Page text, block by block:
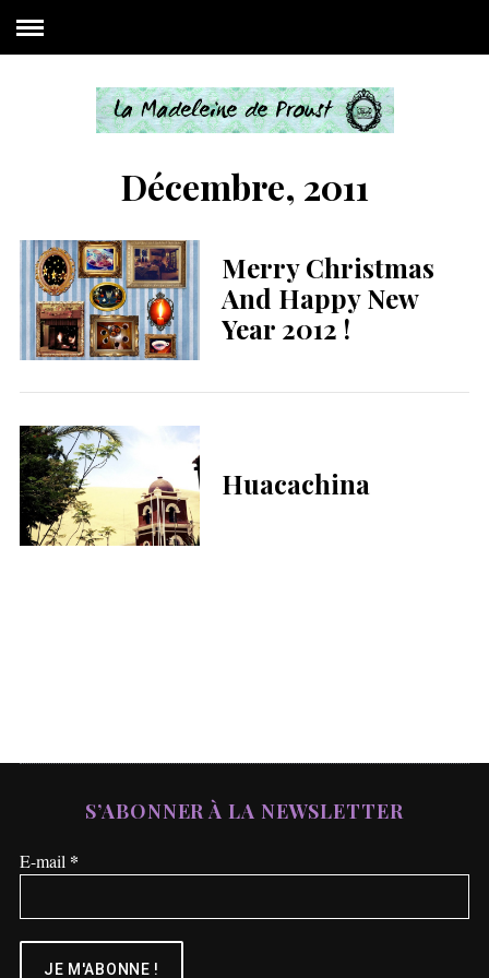
Décembre, 2011
Merry Christmas
And Happy New
Year 2012 !
Huacachina
S’ABONNER À LA NEWSLETTER
E-mail *